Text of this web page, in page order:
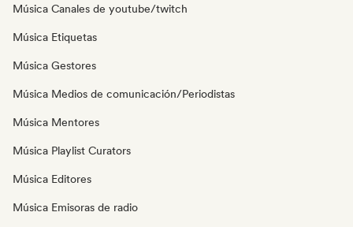
Música Canales de youtube/twitch
Música Etiquetas
Música Gestores
Música Medios de comunicación/Periodistas
Música Mentores
Música Playlist Curators
Música Editores
Música Emisoras de radio